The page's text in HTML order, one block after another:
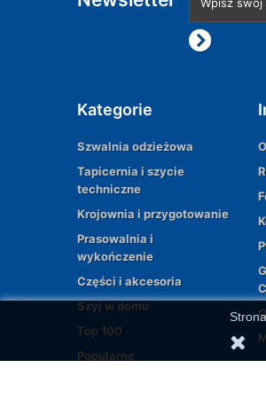
Kategorie
Szwalnia odzieżowa
Tapicernia i szycie
techniczne
Krojownia i przygotowanie
Prasowalnia i
wykończenie
Części i akcesoria
Szyj w domu
Top 100
Popularne